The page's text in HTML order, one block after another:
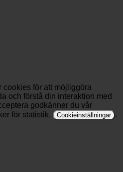
cookies för att möjliggöra
och förstå din interaktion med
godkänner du vår
för statistik.
Cookieinställningar .